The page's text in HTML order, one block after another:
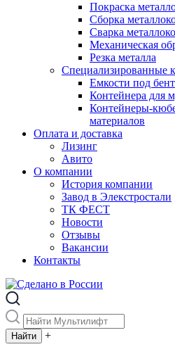
Покраска
Сборка
Сварка
Механическая
Резка металла
Специализированные
Емкости под
Контейнера для
Контейнеры-
материалов
Оплата и доставка
Лизинг
Авито
О компании
История компании
Завод в Элекстростали
ТК ФЕСТ
Новости
Отзывы
Вакансии
Контакты
+